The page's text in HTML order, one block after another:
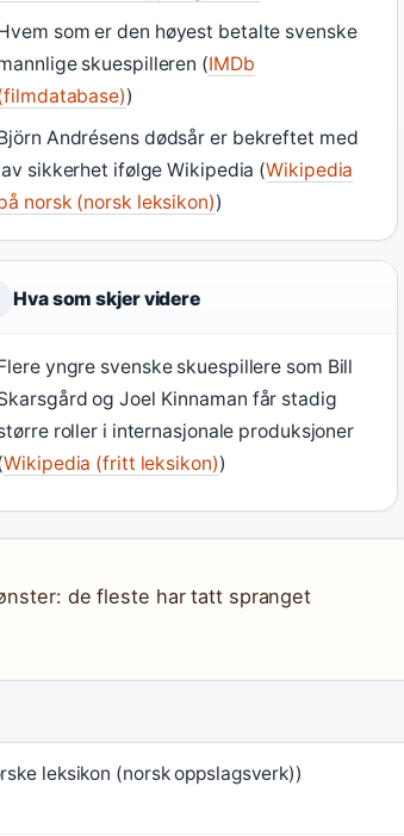
som er den høyest betalte svenske
skuespilleren (IMDb
)
Andrésens dødsår er bekreftet med
sikkerhet ifølge Wikipedia (Wikipedia
norsk (norsk leksikon))
Hva som skjer videre
yngre svenske skuespillere som Bill
og Joel Kinnaman får stadig
roller i internasjonale produksjoner
Wikipedia (fritt leksikon))
de fleste har tatt spranget
leksikon (norsk oppslagsverk))